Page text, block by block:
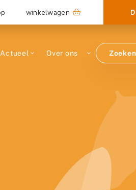
winkelwagen
Actueel Over ons